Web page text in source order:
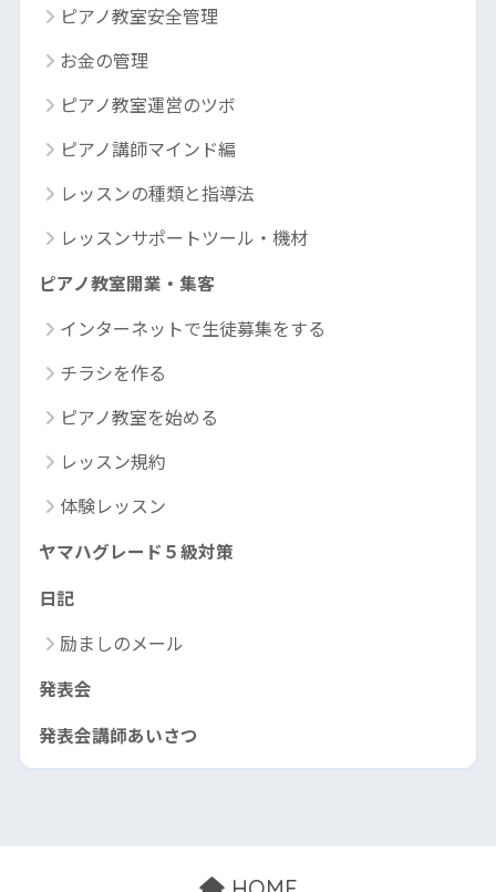
ピアノ教室安全管理
お金の管理
ピアノ教室運営のツボ
ピアノ講師マインド編
レッスンの種類と指導法
レッスンサポートツール・機材
ピアノ教室開業・集客
インターネットで生徒募集をする
チラシを作る
ピアノ教室を始める
レッスン規約
体験レッスン
ヤマハグレード５級対策
日記
励ましのメール
発表会
発表会講師あいさつ